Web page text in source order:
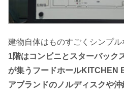
建物自体はものすごくシンプル
1階はコンビニとスターバック
が集うフードホールKITCHEN
アブランドのノルディスクや